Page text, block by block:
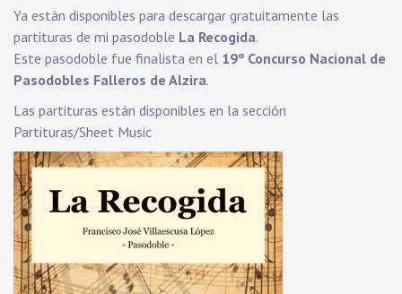
Ya están disponibles para descargar gratuitamente las
partituras de mi pasodoble La Recogida.
Este pasodoble fue finalista en el 19º Concurso Nacional de
Pasodobles Falleros de Alzira.
Las partituras están disponibles en la sección
Partituras/Sheet Music